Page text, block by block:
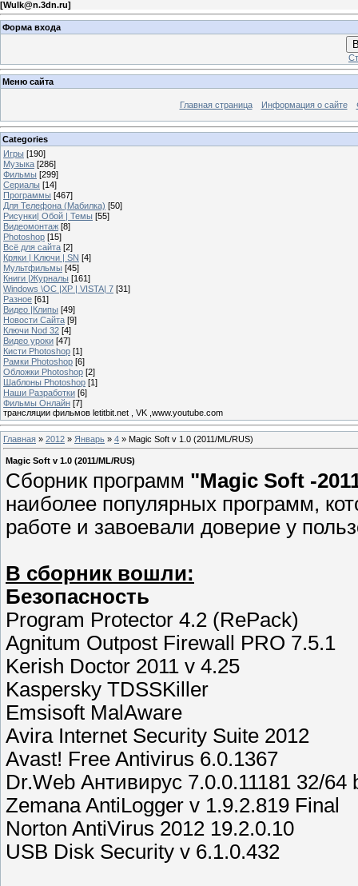
[Wulk@n.3dn.ru]
Форма входа
Меню сайта
Главная страница Информация о сайте
Categories
Игры [190]
Музыка [286]
Фильмы [299]
Сериалы [14]
Программы [467]
Для Телефона (Мабилка) [50]
Рисунки| Обой | Темы [55]
Видеомонтаж [8]
Photoshop [15]
Всё для сайта [2]
Кряки | Kлючи | SN [4]
Мультфильмы [45]
Книги |Журналы [161]
Windows \OC |XP | VISTA| 7 [31]
Разное [61]
Видео |Клипы [49]
Новости Сайта [9]
Ключи Nod 32 [4]
Видео уроки [47]
Кисти Photoshop [1]
Рамки Photoshop [6]
Обложки Photoshop [2]
Шаблоны Photoshop [1]
Наши Разработки [6]
Фильмы Онлайн [7]
трансляции фильмов letitbit.net , VK ,www.youtube.com
Главная » 2012 » Январь » 4 » Magic Soft v 1.0 (2011/ML/RUS)
Magic Soft v 1.0 (2011/ML/RUS)
Сборник программ "Magic Soft -
наиболее популярных программ,
работе и завоевали доверие у
В сборник вошли:
Безопасность
Program Protector 4.2 (RePack)
Agnitum Outpost Firewall PRO 7.5.1
Kerish Doctor 2011 v 4.25
Kaspersky TDSSKiller
Emsisoft MalAware
Avira Internet Security Suite 2012
Avast! Free Antivirus 6.0.1367
Dr.Web Антивирус 7.0.0.11181 32/64
Zemana AntiLogger v 1.9.2.819 Final
Norton AntiVirus 2012 19.2.0.10
USB Disk Security v 6.1.0.432